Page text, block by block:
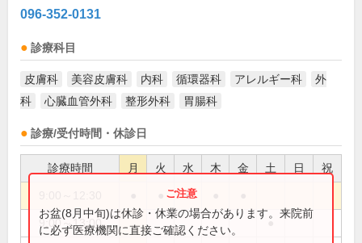
096-352-0131
診療科目
皮膚科 美容皮膚科 内科 循環器科 アレルギー科
外
科
心臓血管外科 整形外科 胃腸科
診療/受付時間・休診日
診療時間 月 火 水 木 金 土 日 祝
●
9:00～13:00 ●
お盆(8月中旬)は休診・休業の場合があります。来院前
に必ず医療機関に直接ご確認ください。